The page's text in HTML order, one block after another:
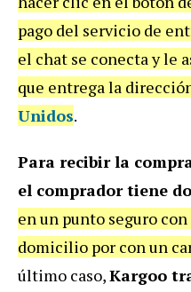
pago del servicio de
el chat se conecta y le
que entrega la
Unidos.
Para recibir la
el comprador tiene
en un punto seguro
domicilio por con un
último caso,Kargoo